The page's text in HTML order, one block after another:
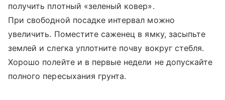
получить плотный «зеленый ковер».
При свободной посадке интервал можно
увеличить. Поместите саженец в ямку, засыпьте
землей и слегка уплотните почву вокруг стебля.
Хорошо полейте и в первые недели не допускайте
полного пересыхания грунта.